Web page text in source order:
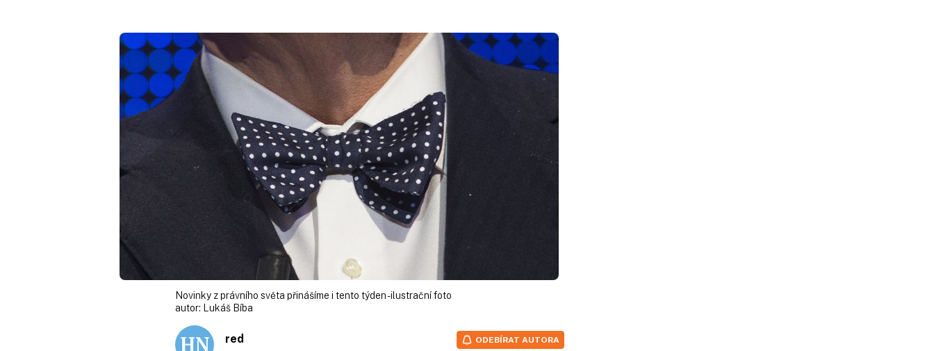
Novinky z právního světa přinášíme i tento týden - ilustrační foto
autor: Lukáš Bíba
red
ODEBÍRAT AUTORA